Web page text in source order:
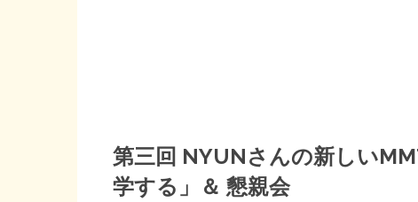
第三回 NYUNさんの新しい
学する」＆ 懇親会